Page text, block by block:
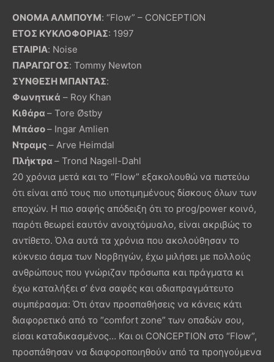
ΟΝΟΜΑ ΑΛΜΠΟΥΜ: “Flow” – CONCEPTION
ΕΤΟΣ ΚΥΚΛΟΦΟΡΙΑΣ: 1997
ΕΤΑΙΡΙΑ: Noise
ΠΑΡΑΓΩΓΟΣ: Tommy Newton
ΣΥΝΘΕΣΗ ΜΠΑΝΤΑΣ:
Φωνητικά – Roy Khan
Κιθάρα – Tore Østby
Μπάσο– Ingar Amlien
Ντραμς – Arve Heimdal
Πλήκτρα – Trond Nagell-Dahl
20 χρόνια μετά και το “Flow” εξακολουθώ να πιστεύω
ότι είναι από τους πιο υποτιμημένους δίσκους όλων των
εποχών. Η πιο σαφής απόδειξη ότι το prog/power κοινό,
παρότι θεωρεί εαυτόν ανοιχτόμυαλο, είναι ακριβώς το
αντίθετο. Όλα αυτά τα χρόνια που ακολούθησαν το
κύκνειο άσμα των Νορβηγών, έχω μιλήσει με πολλούς
ανθρώπους που γνώριζαν πρόσωπα και πράγματα κι
έχω καταλήξει σ’ ένα σαφές και αδιαπραγμάτευτο
συμπέρασμα: Ότι όταν προσπαθήσεις να κάνεις κάτι
διαφορετικό από το “comfort zone” των οπαδών σου,
είσαι καταδικασμένος… Και οι CONCEPTION στο “Flow”,
προσπάθησαν να διαφοροποιηθούν από τα προηγούμενα